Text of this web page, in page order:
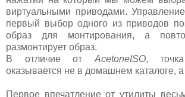
виртуальными приводами.
первый выбор одного из приводов
образ для монтирования, а
размонтирует образ.
В отличие от AcetoneISO,
оказывается не в домашнем каталоге,
Первое впечатление от утилиты